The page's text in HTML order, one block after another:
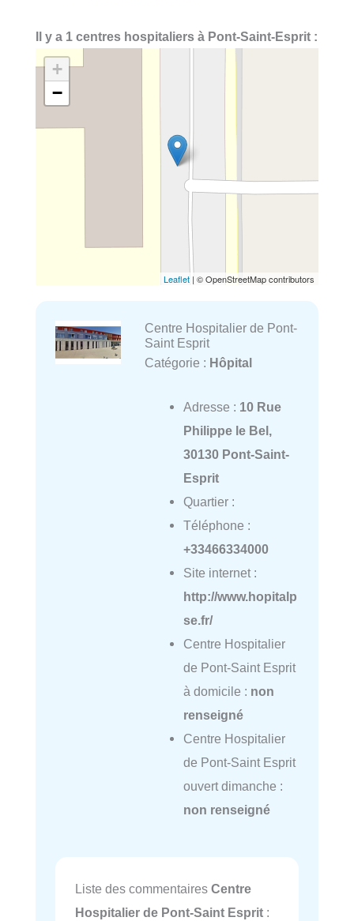
Il y a 1 centres hospitaliers à Pont-Saint-Esprit :
+
−
Leaflet | © OpenStreetMap contributors
Centre Hospitalier de Pont-
Saint Esprit
Catégorie : Hôpital
Adresse : 10 Rue
Philippe le Bel,
30130 Pont-Saint-
Esprit
Quartier :
Téléphone :
+33466334000
Site internet :
http://www.hopitalp
se.fr/
Centre Hospitalier
de Pont-Saint Esprit
à domicile : non
renseigné
Centre Hospitalier
de Pont-Saint Esprit
ouvert dimanche :
non renseigné
Liste des commentaires Centre
Hospitalier de Pont-Saint Esprit :